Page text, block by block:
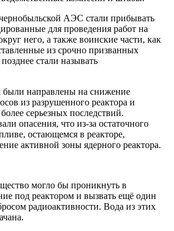
АЭС стали прибывать
для проведения работ на
него, а также воинские части, как
из срочно призванных
стали называть
направлены на снижение
из разрушенного реактора и
серьезных последствий.
опасения, что из-за остаточного
остающемся в реакторе,
активной зоны ядерного реактора.
могло бы проникнуть в
под реактором и вызвать ещё один
радиоактивности. Вода из этих